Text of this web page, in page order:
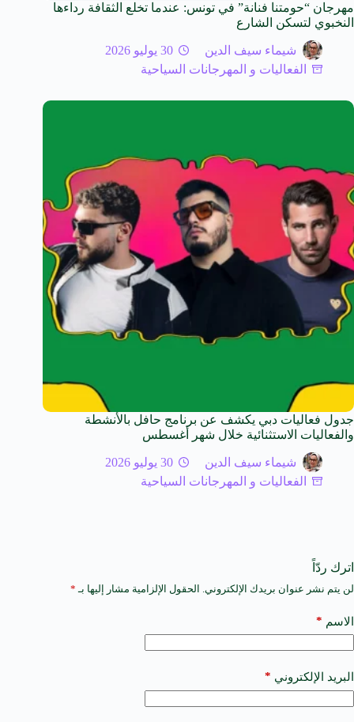
مهرجان “حومتنا فنانة” في تونس: عندما تخلع الثقافة رداءها
النخبوي لتسكن الشارع
شيماء سيف الدين
30 يوليو 2026
الفعاليات و المهرجانات السياحية
جدول فعاليات دبي يكشف عن برنامج حافل بالأنشطة
والفعاليات الاستثنائية خلال شهر أغسطس
شيماء سيف الدين
30 يوليو 2026
الفعاليات و المهرجانات السياحية
اترك ردّاً
لن يتم نشر عنوان بريدك الإلكتروني. الحقول الإلزامية مشار إليها بـ *
الاسم *
البريد الإلكتروني *
A
t
e
a
t
i